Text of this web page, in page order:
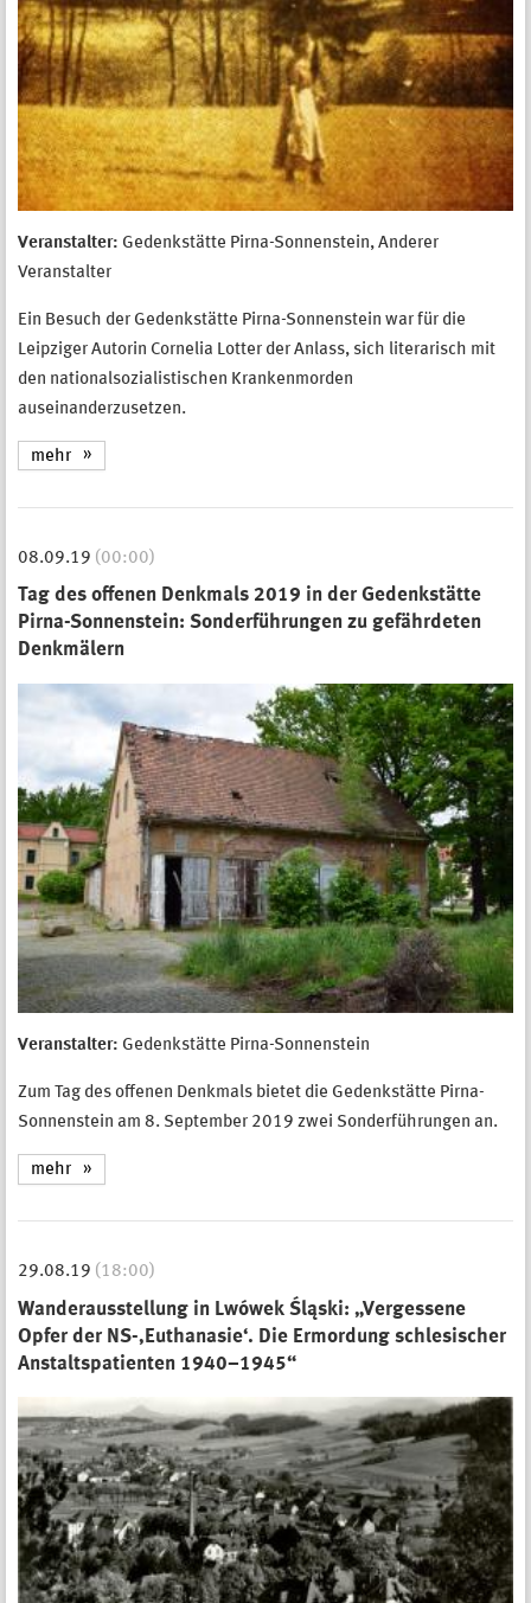
Veranstalter: Gedenkstätte Pirna-Sonnenstein, Anderer
Veranstalter
Ein Besuch der Gedenkstätte Pirna-Sonnenstein war für die
Leipziger Autorin Cornelia Lotter der Anlass, sich literarisch mit
den nationalsozialistischen Krankenmorden
auseinanderzusetzen.
mehr
08.09.19 (00:00)
Tag des offenen Denkmals 2019 in der Gedenkstätte
Pirna-Sonnenstein: Sonderführungen zu gefährdeten
Denkmälern
Veranstalter: Gedenkstätte Pirna-Sonnenstein
Zum Tag des offenen Denkmals bietet die Gedenkstätte Pirna-
Sonnenstein am 8. September 2019 zwei Sonderführungen an.
mehr
29.08.19 (18:00)
Wanderausstellung in Lwówek Śląski: „Vergessene
Opfer der NS-‚Euthanasie‘. Die Ermordung schlesischer
Anstaltspatienten 1940–1945“